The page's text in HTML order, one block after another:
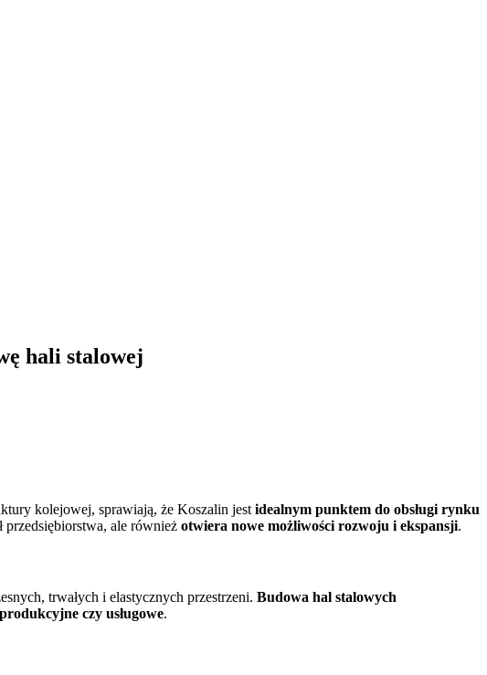
hali stalowej
kolejowej, sprawiają, że Koszalin jestidealnym punktem do obsługi rynku
ale również otwiera nowe możliwości rozwoju i ekspansji.
trwałych i elastycznych przestrzeni. Budowa hal stalowych
czy usługowe.